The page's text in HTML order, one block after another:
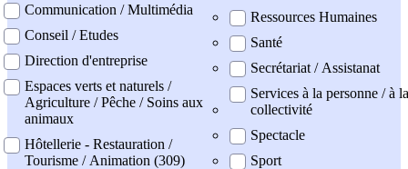
Communication / Multimédia
Conseil / Etudes
Direction d'entreprise
Espaces verts et naturels /
Agriculture / Pêche / Soins aux
animaux
Hôtellerie - Restauration /
Tourisme / Animation (309)
Ressources Humaines
Santé
Secrétariat / Assistanat
Services à la personne / à la
collectivité
Spectacle
Sport